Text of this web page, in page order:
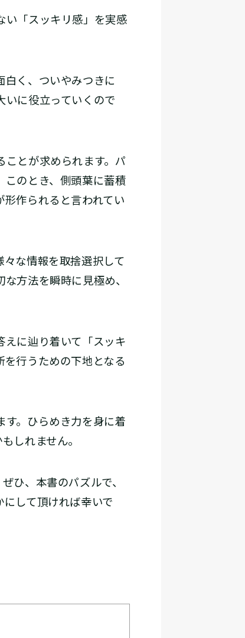
い「スッキリ感」を実感
く、ついやみつきに
いに役立っていくので
とが求められます。パ
このとき、側頭葉に蓄積
作られると言われてい
な情報を取捨選択して
方法を瞬時に見極め、
に辿り着いて「スッキ
行うための下地となる
。ひらめき力を身に着
しれません。
ひ、本書のパズルで、
して頂ければ幸いで